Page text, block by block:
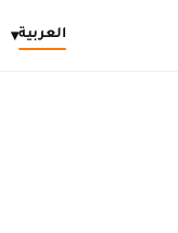
العربية▾